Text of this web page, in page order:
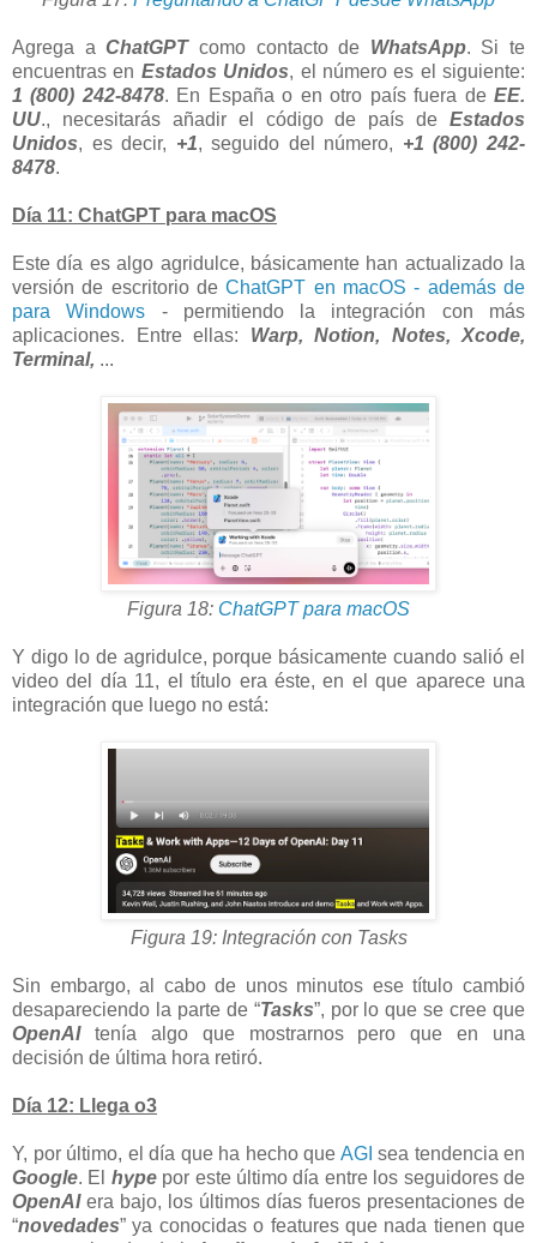
Agrega aChatGPTcomo contacto de WhatsApp. Si te
encuentras en Estados Unidos, el número es el siguiente:
1 (800) 242-8478. En España o en otro país fuera deEE.
UU., necesitarás añadir el código de país de Estados
Unidos, es decir, +1, seguido del número, +1 (800) 242-
8478.
Día 11: ChatGPT para macOS
Este día es algo agridulce, básicamente han actualizado la
versión de escritorio deChatGPT en macOS - además de
para Windows - permitiendo la integración con más
aplicaciones. Entre ellas: Warp, Notion, Notes, Xcode,
Terminal, ...
Figura 18: ChatGPT para macOS
Y digo lo de agridulce, porque básicamente cuando salió el
video del día 11, el título era éste, en el que aparece una
integración que luego no está:
Figura 19: Integración con Tasks
Sin embargo, al cabo de unos minutos ese título cambió
desapareciendo la parte de “Tasks”, por lo que se cree que
OpenAItenía algo que mostrarnos pero que en una
decisión de última hora retiró.
Día 12: Llega o3
Y, por último, el día que ha hecho que AGI sea tendencia en
Google. El hypepor este último día entre los seguidores de
OpenAIera bajo, los últimos días fueros presentaciones de
“novedades” ya conocidas o features que nada tienen que